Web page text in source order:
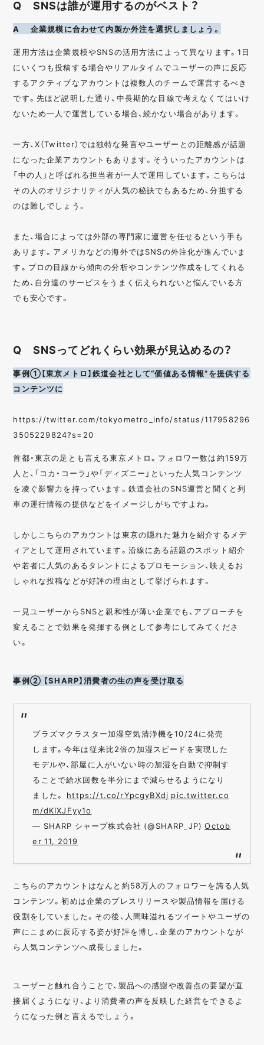
Q SNSは誰が運用するのがベスト？
A 企業規模に合わせて内製か外注を選択しましょう。
運用方法は企業規模やSNSの活用方法によって異なります。1日
にいくつも投稿する場合やリアルタイムでユーザーの声に反応
するアクティブなアカウントは複数人のチームで運営するべき
です。先ほど説明した通り、中長期的な目線で考えなくてはいけ
ないため一人で運営している場合、続かない場合があります。
一方、X（Twitter）では独特な発言やユーザーとの距離感が話題
になった企業アカウントもあります。そういったアカウントは
「中の人」と呼ばれる担当者が一人で運用しています。こちらは
その人のオリジナリティが人気の秘訣でもあるため、分担する
のは難しでしょう。
また、場合によっては外部の専門家に運営を任せるという手も
あります。アメリカなどの海外ではSNSの外注化が進んでいま
す。プロの目線から傾向の分析やコンテンツ作成をしてくれる
ため、自分達のサービスをうまく伝えられないと悩んでいる方
でも安心です。
Q SNSってどれくらい効果が見込めるの？
事例①【東京メトロ】鉄道会社として“価値ある情報”を提供する
コンテンツに
https://twitter.com/tokyometro_info/status/117958296
3505229824?s=20
首都・東京の足とも言える東京メトロ。フォロワー数は約159万
人と、「コカ・コーラ」や「ディズニー」といった人気コンテンツ
を凌ぐ影響力を持っています。鉄道会社のSNS運営と聞くと列
車の運行情報の提供などをイメージしがちですよね。
しかしこちらのアカウントは東京の隠れた魅力を紹介するメデ
ィアとして運用されています。沿線にある話題のスポット紹介
や若者に人気のあるタレントによるプロモーション、映えるお
しゃれな投稿などが好評の理由として挙げられます。
一見ユーザーからSNSと親和性が薄い企業でも、アプローチを
変えることで効果を発揮する例として参考にしてみてくださ
い。
事例② 【SHARP】消費者の生の声を受け取る
プラズマクラスター加湿空気清浄機を10/24に発売
します。今年は従来比2倍の加湿スピードを実現した
モデルや、部屋に人がいない時の加湿を自動で抑制す
ることで給水回数を半分にまで減らせるようになり
ました。 https://t.co/rYpcgyBXdj pic.twitter.co
m/dKIXJFyy1o
— SHARP シャープ株式会社 (@SHARP_JP)Octob
er 11, 2019
こちらのアカウントはなんと約58万人のフォロワーを誇る人気
コンテンツ。初めは企業のプレスリリースや製品情報を届ける
役割をしていました。その後、人間味溢れるツイートやユーザの
声にこまめに反応する姿が好評を博し、企業のアカウントなが
ら人気コンテンツへ成長しました。
ユーザーと触れ合うことで、製品への感謝や改善点の要望が直
接届くようになり、より消費者の声を反映した経営をできるよ
うになった例と言えるでしょう。